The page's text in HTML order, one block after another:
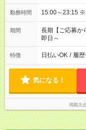
勤務時間
期間
長期【ご応募か
即日～
特徴 日払いOK / 履
気になる！
掲載元